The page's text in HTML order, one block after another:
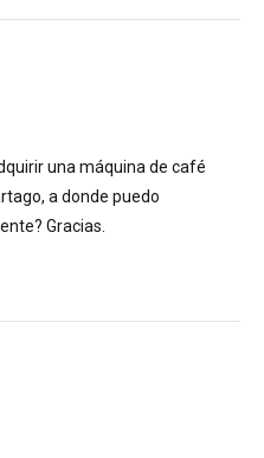
una máquina de café
a donde puedo
Gracias.